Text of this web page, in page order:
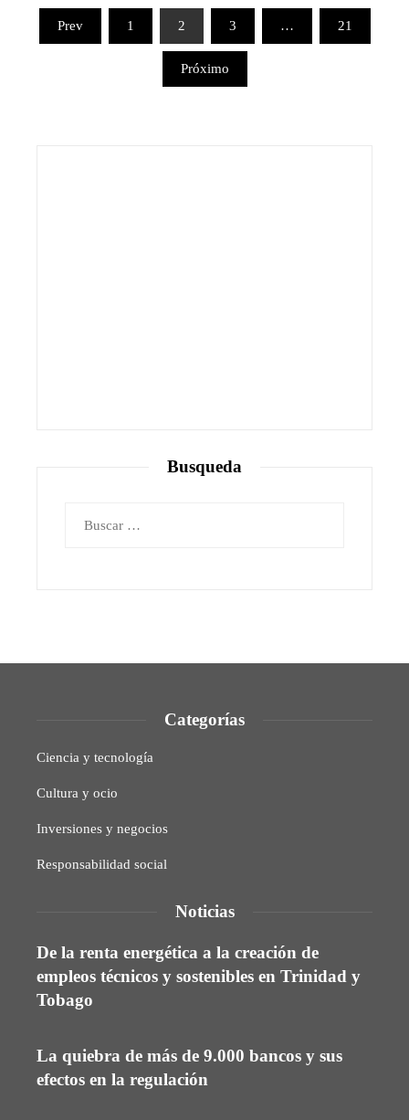
Paginación
Prev 1 2 3 … 21
Próximo
Busqueda
Categorías
Ciencia y tecnología
Cultura y ocio
Inversiones y negocios
Responsabilidad social
Noticias
De la renta energética a la creación de
empleos técnicos y sostenibles en Trinidad y
Tobago
La quiebra de más de 9.000 bancos y sus
efectos en la regulación